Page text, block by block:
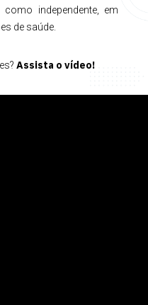
independente, em
de saúde.
Assista o vídeo!